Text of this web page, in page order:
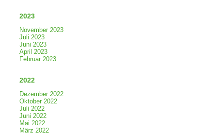
2023
November 2023
Juli 2023
Juni 2023
April 2023
Februar 2023
2022
Dezember 2022
Oktober 2022
Juli 2022
Juni 2022
Mai 2022
März 2022